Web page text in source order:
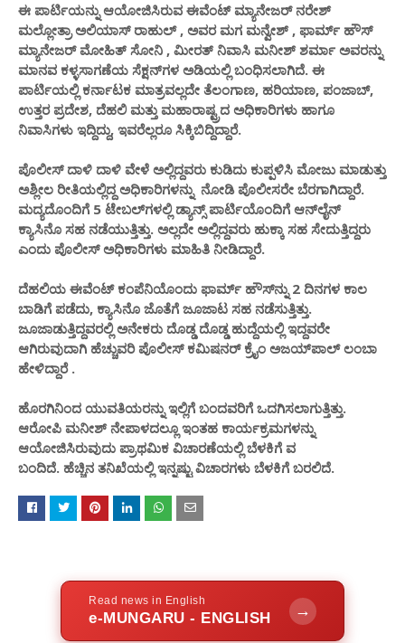
ಈ ಪಾರ್ಟಿಯನ್ನು ಆಯೋಜಿಸಿರುವ ಈವೆಂಟ್ ಮ್ಯಾನೇಜರ್ ನರೇಶ್
ಮಲ್ಲೋತ್ರಾ ಅಲಿಯಾಸ್ ರಾಹುಲ್ , ಅವರ ಮಗ ಮನ್ವೇಶ್ , ಫಾರ್ಮ್ ಹೌಸ್
ಮ್ಯಾನೇಜರ್ ಮೋಹಿತ್ ಸೋನಿ , ಮೀರತ್ ನಿವಾಸಿ ಮನೀಶ್ ಶರ್ಮಾ ಅವರನ್ನು
ಮಾನವ ಕಳ್ಳಸಾಗಣೆಯ ಸೆಕ್ಷನ್‌ಗಳ ಅಡಿಯಲ್ಲಿ ಬಂಧಿಸಲಾಗಿದೆ.‌ ಈ
ಪಾರ್ಟಿಯಲ್ಲಿ ಕರ್ನಾಟಕ ಮಾತ್ರವಲ್ಲದೇ ತೆಲಂಗಾಣ, ಹರಿಯಾಣ, ಪಂಜಾಬ್,
ಉತ್ತರ ಪ್ರದೇಶ, ದೆಹಲಿ ಮತ್ತು ಮಹಾರಾಷ್ಟ್ರದ ಅಧಿಕಾರಿಗಳು ಹಾಗೂ
ನಿವಾಸಿಗಳು ಇದ್ದಿದ್ದು, ಇವರೆಲ್ಲರೂ ಸಿಕ್ಕಿಬಿದ್ದಿದ್ದಾರೆ.
ಪೊಲೀಸ್ ದಾಳಿ ದಾಳಿ ವೇಳೆ ಅಲ್ಲಿದ್ದವರು ಕುಡಿದು ಕುಪ್ಪಳಿಸಿ ಮೋಜು ಮಾಡುತ್ತು
ಅಶ್ಲೀಲ ರೀತಿಯಲ್ಲಿದ್ದ ಅಧಿಕಾರಿಗಳನ್ನು ನೋಡಿ ಪೊಲೀಸರೇ ಬೆರಗಾಗಿದ್ದಾರೆ.
ಮದ್ಯದೊಂದಿಗೆ 5 ಟೇಬಲ್‌ಗಳಲ್ಲಿ ಡ್ಯಾನ್ಸ್ ಪಾರ್ಟಿಯೊಂದಿಗೆ ಆನ್‌ಲೈನ್
ಕ್ಯಾಸಿನೊ ಸಹ ನಡೆಯುತ್ತಿತ್ತು. ಅಲ್ಲದೇ ಅಲ್ಲಿದ್ದವರು ಹುಕ್ಕಾ ಸಹ ಸೇದುತ್ತಿದ್ದರು
ಎಂದು ಪೊಲೀಸ್ ಅಧಿಕಾರಿಗಳು ಮಾಹಿತಿ ನೀಡಿದ್ದಾರೆ.
ದೆಹಲಿಯ ಈವೆಂಟ್ ಕಂಪೆನಿಯೊಂದು ಫಾರ್ಮ್ ಹೌಸ್‌ನ್ನು 2 ದಿನಗಳ ಕಾಲ
ಬಾಡಿಗೆ ಪಡೆದು, ಕ್ಯಾಸಿನೊ ಜೊತೆಗೆ ಜೂಜಾಟ ಸಹ ನಡೆಸುತ್ತಿತ್ತು.
ಜೂಜಾಡುತ್ತಿದ್ದವರಲ್ಲಿ ಅನೇಕರು ದೊಡ್ಡ ದೊಡ್ಡ ಹುದ್ದೆಯಲ್ಲಿ ಇದ್ದವರೇ
ಆಗಿರುವುದಾಗಿ ಹೆಚ್ಚುವರಿ ಪೊಲೀಸ್ ಕಮಿಷನರ್ ಕ್ರೈಂ ಅಜಯ್‌ಪಾಲ್ ಲಂಬಾ
ಹೇಳಿದ್ದಾರೆ .
ಹೊರಗಿನಿಂದ ಯುವತಿಯರನ್ನು ಇಲ್ಲಿಗೆ ಬಂದವರಿಗೆ ಒದಗಿಸಲಾಗುತ್ತಿತ್ತು.
ಆರೋಪಿ ಮನೀಶ್ ನೇಪಾಳದಲ್ಲೂ ಇಂತಹ ಕಾರ್ಯಕ್ರಮಗಳನ್ನು
ಆಯೋಜಿಸಿರುವುದು ಪ್ರಾಥಮಿಕ ವಿಚಾರಣೆಯಲ್ಲಿ ಬೆಳಕಿಗೆ ವ
ಬಂದಿದೆ. ಹೆಚ್ಚಿನ ತನಿಖೆಯಲ್ಲಿ ಇನ್ನಷ್ಟು ವಿಚಾರಗಳು ಬೆಳಕಿಗೆ ಬರಲಿದೆ.
Read news in English
e-MUNGARU - ENGLISH →